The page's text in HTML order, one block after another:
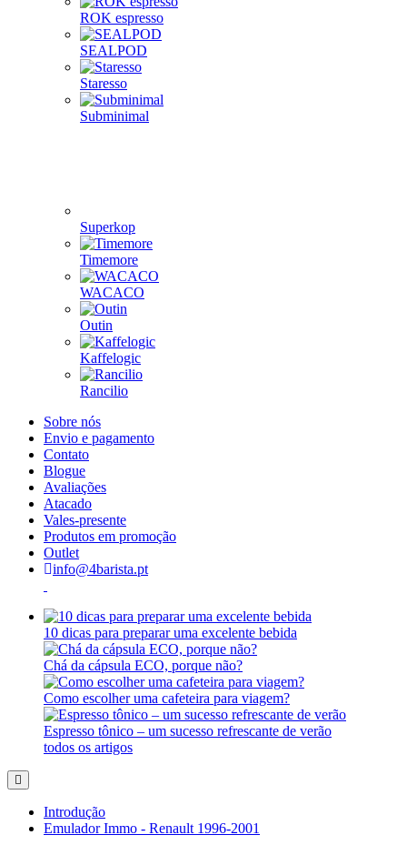
ROK espresso
SEALPOD
Staresso
Subminimal
Superkop
Timemore
WACACO
Outin
Kaffelogic
Rancilio
Sobre nós
Envio e pagamento
Contato
Blogue
Avaliações
Atacado
Vales-presente
Produtos em promoção
Outlet
info@4barista.pt
10 dicas para preparar uma excelente bebida
Chá da cápsula ECO, porque não?
Como escolher uma cafeteira para viagem?
Espresso tônico – um sucesso refrescante de verão
todos os artigos
Introdução
Emulador Immo - Renault 1996-2001